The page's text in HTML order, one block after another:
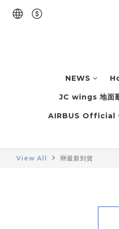
NEWS
JC wings 地面
AIRBUS Official
View All 🆕最新到貨